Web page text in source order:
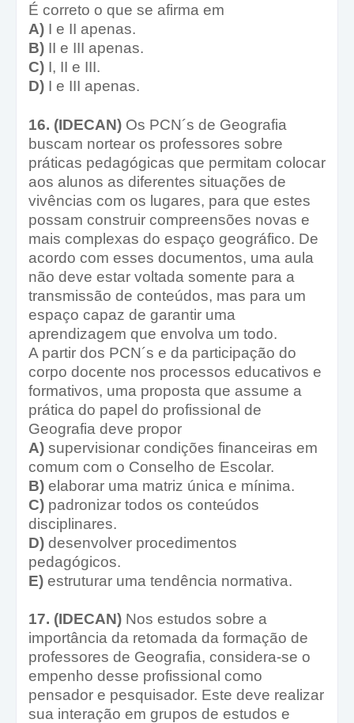
É correto o que se afirma em
A) I e II apenas.
B) II e III apenas.
C) I, II e III.
D) I e III apenas.
16. (IDECAN) Os PCN´s de Geografia
buscam nortear os professores sobre
práticas pedagógicas que permitam colocar
aos alunos as diferentes situações de
vivências com os lugares, para que estes
possam construir compreensões novas e
mais complexas do espaço geográfico. De
acordo com esses documentos, uma aula
não deve estar voltada somente para a
transmissão de conteúdos, mas para um
espaço capaz de garantir uma
aprendizagem que envolva um todo.
A partir dos PCN´s e da participação do
corpo docente nos processos educativos e
formativos, uma proposta que assume a
prática do papel do profissional de
Geografia deve propor
A) supervisionar condições financeiras em
comum com o Conselho de Escolar.
B) elaborar uma matriz única e mínima.
C) padronizar todos os conteúdos
disciplinares.
D) desenvolver procedimentos
pedagógicos.
E) estruturar uma tendência normativa.
17. (IDECAN) Nos estudos sobre a
importância da retomada da formação de
professores de Geografia, considera-se o
empenho desse profissional como
pensador e pesquisador. Este deve realizar
sua interação em grupos de estudos e